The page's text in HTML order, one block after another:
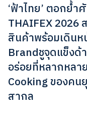
‘ฟ้าไทย’ ตอกย้
THAIFEX 2026
สินค้าพร้อมเดิน
Brandชูจุดแข็ง
อร่อยที่หลากหลา
Cooking ของค
สากล